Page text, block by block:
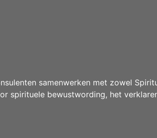
samenwerken met zowel
spirituele bewustwording, het